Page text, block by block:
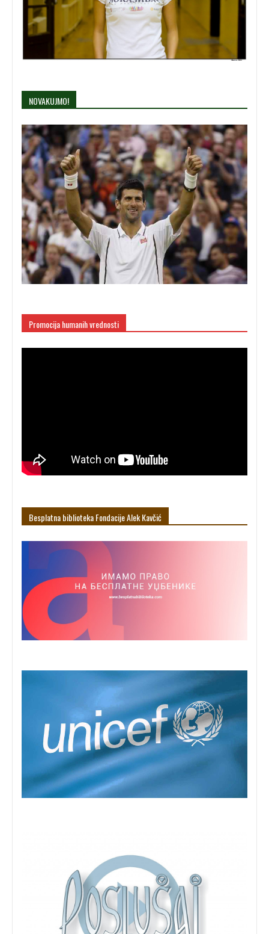
NOVAKUJMO!
Promocija humanih vrednosti
Besplatna biblioteka Fondacije Alek Кavčić